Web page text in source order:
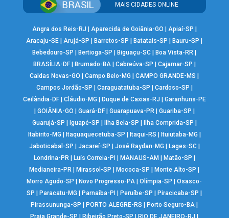
MAIS CIDADES ONLINE
Angra dos Reis-RJ Aparecida de Goiânia-GO Apiaí-SP
Aracaju-SE |Arujá-SP Barretos-SP Batatais-SP Bauru-SP
Bebedouro-SP
Bertioga-SP Biguaçu-SC Boa Vista-RR
BRASÍLIA-DF| Brumado-BA| Cabreúva-SP Cajamar-SP
Caldas Novas-GO
|Campo Belo-MG |CAMPO GRANDE-MS
Campos Jordão-SP
Caraguatatuba-SP Cardoso-SP
Ceilândia-DF| Cláudio-MG Duque de Caxias-RJ
Garanhuns-PE
GOIÂNIA-GO Guará-DF| Guarapuava-PR| Guariba-SP
Guarujá-SP
Iguapé-SP Ilha Bela-SP Ilha Comprida-SP
Itabirito-MG
Itaquaquecetuba-SP Itaqui-RS Ituiutaba-MG
Jaboticabal-SP
Jacareí-SP José Raydan-MG Lages-SC|
Londrina-PR| Luís Correia-PI MANAUS-AM Matão-SP
Medianeira-PR
Mirassol-SP Mococa-SP Monte Alto-SP
Morro Agudo-SP
Novo Progresso-PA |Olímpia-SP |Osasco-
SP
Paracatu-MG Parnaíba-PI Peruíbe-SP Piracicaba-SP
Pirassununga-SP
PORTO ALEGRE-RS Porto Seguro-BA
Praia Grande-SP
Ribeirão Preto-SP RIO DE JANEIRO-RJ